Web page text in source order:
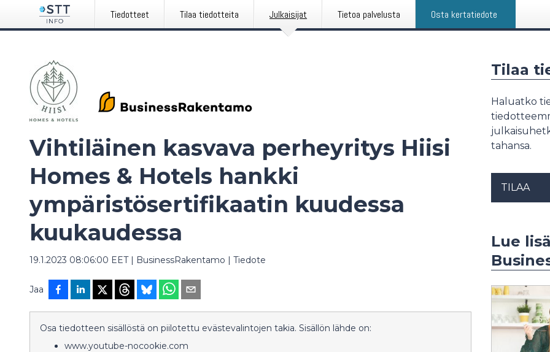
Tiedotteet Tilaa tiedotteita Julkaisijat Tietoa palvelusta Osta kertatiedote
Vihtiläinen kasvava perheyritys Hiisi
Homes & Hotels hankki
ympäristösertifikaatin kuudessa
kuukaudessa
19.1.2023 08:06:00 EET| BusinessRakentamo | Tiedote
Jaa
Osa tiedotteen sisällöstä on piilotettu evästevalintojen takia. Sisällön lähde on:
www.youtube-nocookie.com
Tilaa
Haluatko
tahansa.
TILAA
Lue